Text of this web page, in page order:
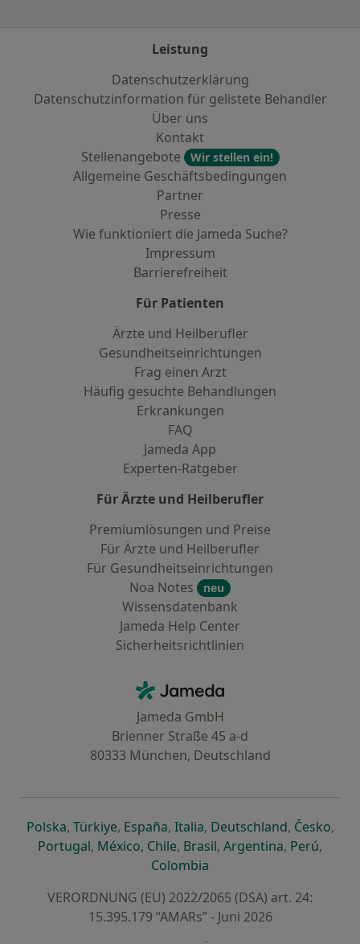
Leistung
Datenschutzerklärung
Datenschutzinformation für gelistete Behandler
Über uns
Kontakt
Stellenangebote
Wir stellen ein!
Allgemeine Geschäftsbedingungen
Partner
Presse
Wie funktioniert die Jameda Suche?
Impressum
Barrierefreiheit
Für Patienten
Ärzte und Heilberufler
Gesundheitseinrichtungen
Frag einen Arzt
Häufig gesuchte Behandlungen
Erkrankungen
FAQ
Jameda App
Experten-Ratgeber
Für Ärzte und Heilberufler
Premiumlösungen und Preise
Für Ärzte und Heilberufler
Für Gesundheitseinrichtungen
Noa Notes
neu
Wissensdatenbank
Jameda Help Center
Sicherheitsrichtlinien
Jameda - Startseite
Jameda GmbH
Brienner Straße 45 a-d
80333 München, Deutschland
Polskaöffnet in einer neuen Registerkarte
, Türkiyeöffnet in einer neuen Registerkarte
, Españaöffnet in einer neuen
, Italiaöffnet in einer neuen
, Deutschlandöffnet in
, Česko,
Portugalöffnet in einer neuen Registerkarte
, Méxicoöffnet in einer neuen Registerkarte
, Chileöffnet in einer neuen
, Brasilöffnet in einer neuen
, Argentinaöffnet in
, Perúöffnet
,
Colombia
VERORDNUNG (EU) 2022/2065 (DSA) art. 24:
15.395.179 “AMARs” - Juni 2026